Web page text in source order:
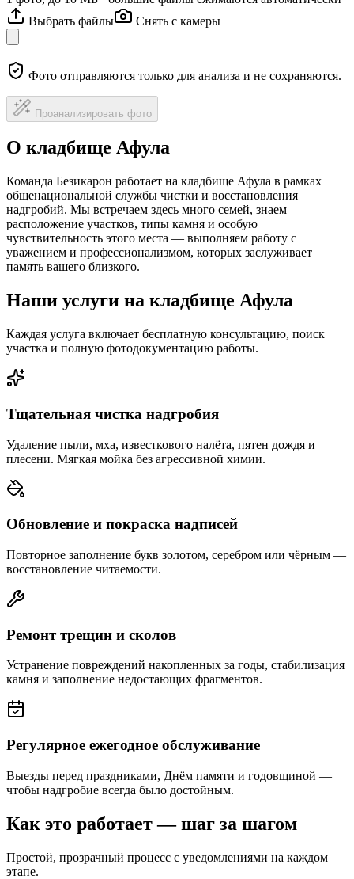
Выбрать файлы
Снять с камеры
Фото отправляются только для анализа и не сохраняются.
Проанализировать фото
О кладбище Афула
Команда Безикарон работает на кладбище Афула в рамках
общенациональной службы чистки и восстановления
надгробий. Мы встречаем здесь много семей, знаем
расположение участков, типы камня и особую
чувствительность этого места — выполняем работу с
уважением и профессионализмом, которых заслуживает
память вашего близкого.
Наши услуги на кладбище Афула
Каждая услуга включает бесплатную консультацию, поиск
участка и полную фотодокументацию работы.
Тщательная чистка надгробия
Удаление пыли, мха, известкового налёта, пятен дождя и
плесени. Мягкая мойка без агрессивной химии.
Обновление и покраска надписей
Повторное заполнение букв золотом, серебром или чёрным —
восстановление читаемости.
Ремонт трещин и сколов
Устранение повреждений накопленных за годы, стабилизация
камня и заполнение недостающих фрагментов.
Регулярное ежегодное обслуживание
Выезды перед праздниками, Днём памяти и годовщиной —
чтобы надгробие всегда было достойным.
Как это работает — шаг за шагом
Простой, прозрачный процесс с уведомлениями на каждом
этапе.